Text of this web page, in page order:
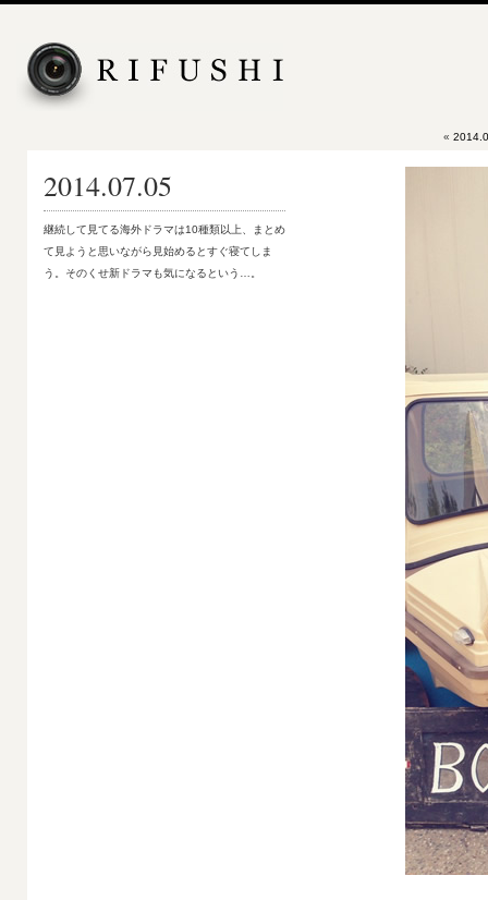
«
2014.07.05
継続して見てる海外ドラマは10種類以上、まとめ
て見ようと思いながら見始めるとすぐ寝てしま
う。そのくせ新ドラマも気になるという…。